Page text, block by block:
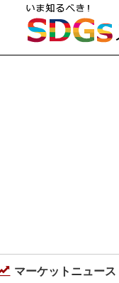
マーケットニュース